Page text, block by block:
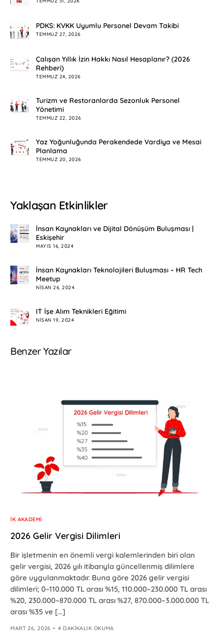
PDKS: KVKK Uyumlu Personel Devam Takibi
TEMMUZ 27, 2026
Çalışan Yıllık İzin Hakkı Nasıl Hesaplanır? (2026
Rehberi)
TEMMUZ 24, 2026
Turizm ve Restoranlarda Sezonluk Personel
Yönetimi
TEMMUZ 22, 2026
Yaz Yoğunluğunda Perakendede Vardiya ve Mesai
Planlama
TEMMUZ 20, 2026
Yaklaşan Etkinlikler
İnsan Kaynakları ve Dijital Dönüşüm Buluşması |
Eskişehir
MAYIS 16, 2024
İnsan Kaynakları Teknolojileri Buluşması – HR Tech
Meetup
NISAN 26, 2024
IT İşe Alım Teknikleri Eğitimi
NISAN 19, 2024
Benzer Yazılar
İK AKADEMI
2026 Gelir Vergisi Dilimleri
Bir işletmenin en önemli vergi kalemlerinden biri olan
gelir vergisi, 2026 yılı itibarıyla güncellenmiş dilimlere
göre uygulanmaktadır. Buna göre 2026 gelir vergisi
dilimleri; 0–110.000 TL arası %15, 110.000–230.000 TL arası
%20, 230.000–870.000 TL arası %27, 870.000–3.000.000 TL
arası %35 ve […]
MART 26, 2026 4 DAKIKALIK OKUMA